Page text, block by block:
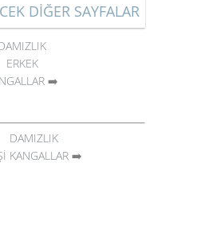
DİĞER SAYFALAR
ERKEK
➡️
DAMIZLIK
KANGALLAR ➡️